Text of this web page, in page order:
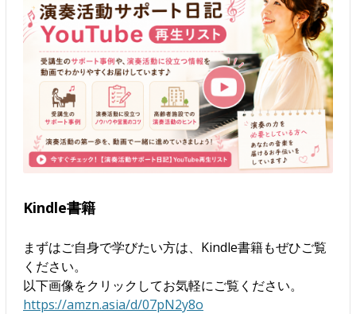
Kindle書籍
まずはご自身で学びたい方は、Kindle書籍もぜひご覧
ください。
以下画像をクリックしてお気軽にご覧ください。
https://amzn.asia/d/07pN2y8o